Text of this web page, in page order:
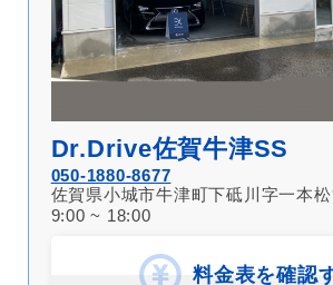
Dr.Drive佐賀牛津SS
050-1880-8677
佐賀県小城市牛津町下砥川字一本松
9:00 ~ 18:00
料金表を確認